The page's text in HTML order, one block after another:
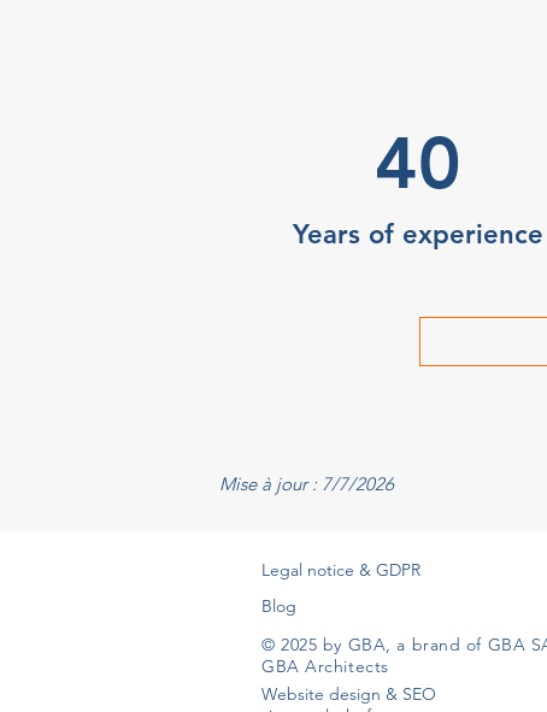
40
Years of experience
Mise à jour : 7/7/2026
Legal notice & GDPR
Blog
© 2025 by GBA, a brand of GBA
GBA Architects
Website design & SEO